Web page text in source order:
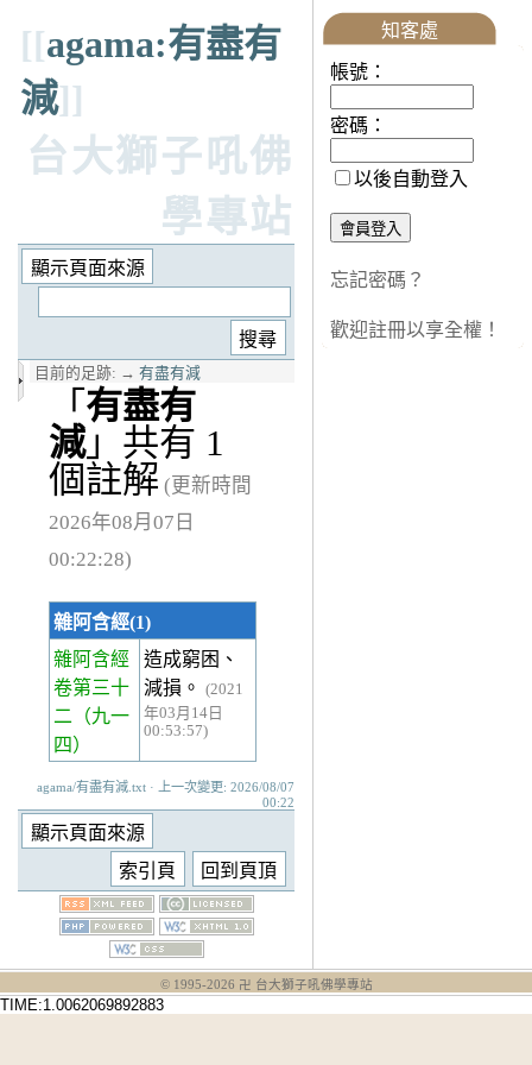
[[agama:有盡有
減]]
台大獅子吼佛
學專站
目前的足跡: → 有盡有減
「 有盡有
減」共有 1
個註解 (更新時間
2026年08月07日
00:22:28)
雜阿含經(1)
雜阿含經
卷第三十
二 （九一
四）
造成窮困、
減損。
(2021
年03月14日
00:53:57)
agama/有盡有減.txt · 上一次變更: 2026/08/07
00:22
知客處
帳號：
密碼：
以後自動登入
忘記密碼？
歡迎註冊以享全權！
© 1995-2026 卍 台大獅子吼佛學專站
TIME:1.0062069892883